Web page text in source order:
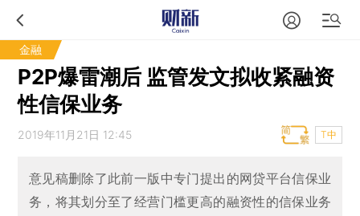
金融
P2P爆雷潮后 监管发文拟收紧融资
性信保业务
2019年11月21日 12:45 T中
意见稿删除了此前一版中专门提出的网贷平台信保业
务，将其划分至了经营门槛更高的融资性的信保业务